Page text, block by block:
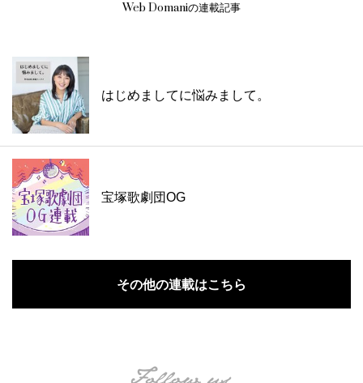
Web Domaniの連載記事
はじめましてに悩みまして。
宝塚歌劇団OG
その他の連載はこちら